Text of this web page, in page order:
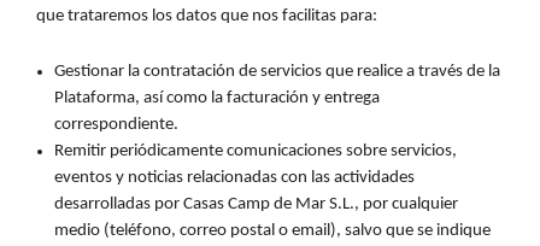
que trataremos los datos que nos facilitas para:
Gestionar la contratación de servicios que realice a través de la
Plataforma, así como la facturación y entrega
correspondiente.
Remitir periódicamente comunicaciones sobre servicios,
eventos y noticias relacionadas con las actividades
desarrolladas por Casas Camp de Mar S.L., por cualquier
medio (teléfono, correo postal o email), salvo que se indique